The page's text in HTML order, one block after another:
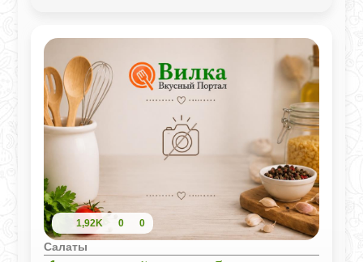
1,92K 0 0
Салаты